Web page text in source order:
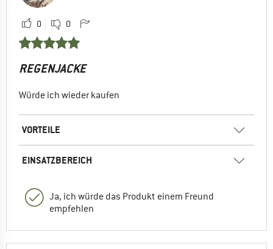
0 0
REGENJACKE
Würde ich wieder kaufen
VORTEILE
EINSATZBEREICH
Ja, ich würde das Produkt einem Freund
empfehlen